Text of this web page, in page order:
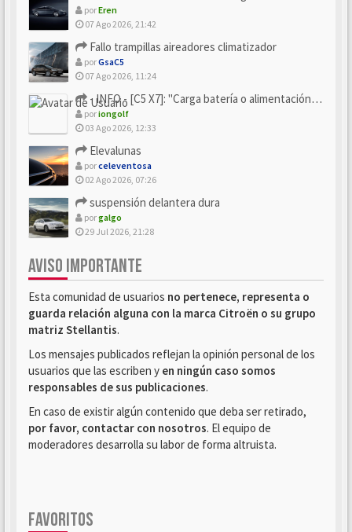
porEren
07 Ago 2026, 21:42
Fallo trampillas aireadores climatizador
porGsaC5
07 Ago 2026, 11:24
- INFO - [C5 X7]: "Carga batería o alimentación eléctri...
poriongolf
03 Ago 2026, 12:33
Elevalunas
porceleventosa
02 Ago 2026, 07:26
suspensión delantera dura
porgalgo
29 Jul 2026, 21:28
AVISO IMPORTANTE
Esta comunidad de usuarios no pertenece, representa o
guarda relación alguna con la marca Citroën o su grupo
matriz Stellantis.
Los mensajes publicados reflejan la opinión personal de los
usuarios que las escriben y en ningún caso somos
responsables de sus publicaciones.
En caso de existir algún contenido que deba ser retirado,
por favor, contactar con nosotros. El equipo de
moderadores desarrolla su labor de forma altruista.
FAVORITOS